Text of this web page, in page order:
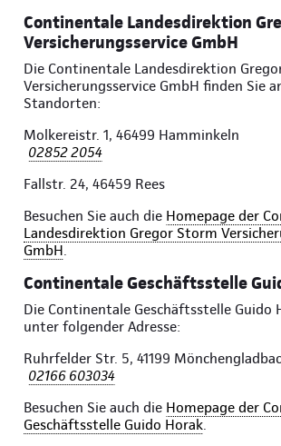
Continentale Landesdirektion
Versicherungsservice GmbH
Die Continentale Landesdirektion
Versicherungsservice GmbH finden Sie
Standorten:
Molkereistr. 1, 46499 Hamminkeln
02852 2054
Fallstr. 24, 46459 Rees
Besuchen Sie auch die Homepage der
Landesdirektion Gregor Storm
GmbH.
Continentale Geschäftsstelle
Die Continentale Geschäftsstelle Guido
unter folgender Adresse:
Ruhrfelder Str. 5, 41199
02166 603034
Besuchen Sie auch die Homepage der
Geschäftsstelle Guido Horak.